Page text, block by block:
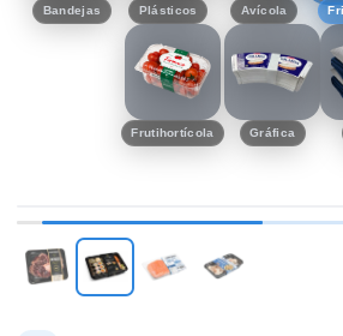
Bandejas Plásticos Avícola
Frutihortícola Gráfica